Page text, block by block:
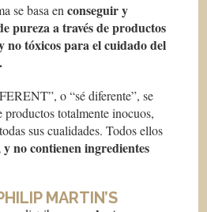
se basa enconseguir y
pureza a través de productos
no tóxicos para el cuidado del
o “sé diferente”, se
productos totalmente inocuos,
sus cualidades. Todos ellos
no contienen ingredientes
MARTIN’S